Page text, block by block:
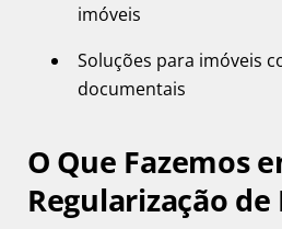
imóveis
Soluções para imóveis
documentais
O Que Fazemos
Regularização